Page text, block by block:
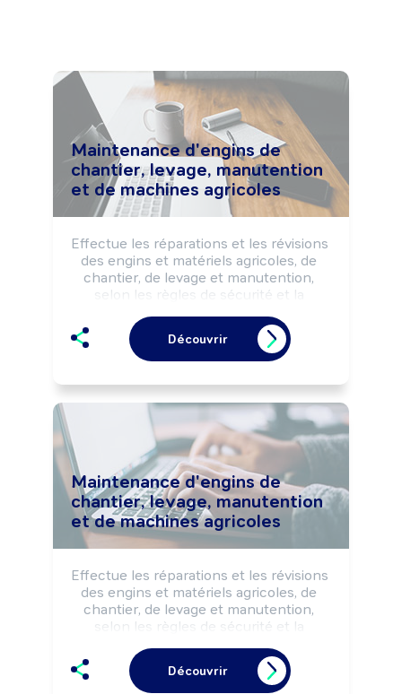
Maintenance d'engins de
chantier, levage, manutention
et de machines agricoles
Effectue les réparations et les révisions
des engins et matériels agricoles, de
chantier, de levage et manutention,
selon les règles de sécurité et la
Peut effectuer des dépannages sur site
(terrains agricoles, chantiers, ...).
Découvrir
Maintenance d'engins de
chantier, levage, manutention
et de machines agricoles
Effectue les réparations et les révisions
des engins et matériels agricoles, de
chantier, de levage et manutention,
selon les règles de sécurité et la
Peut effectuer des dépannages sur site
(terrains agricoles, chantiers, ...).
Découvrir